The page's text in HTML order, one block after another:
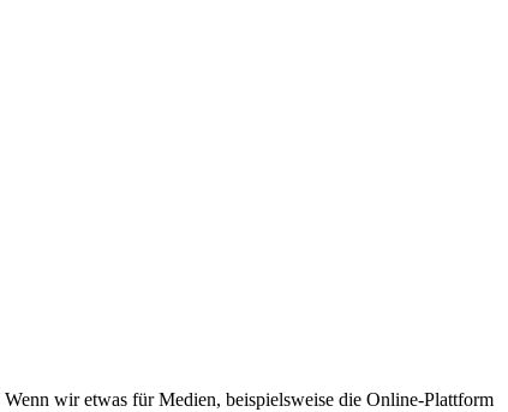
Wenn wir etwas für Medien, beispielsweise die Online-Plattform